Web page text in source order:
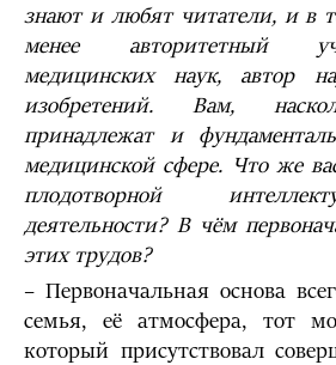
знают и любят читатели, и в
менее авторитетный
медицинских наук, автор
изобретений. Вам,
принадлежат и
медицинской сфере. Что же
плодотворной
деятельности? В чём
этих трудов?
– Первоначальная основа
семья, её атмосфера, тот
который присутствовал